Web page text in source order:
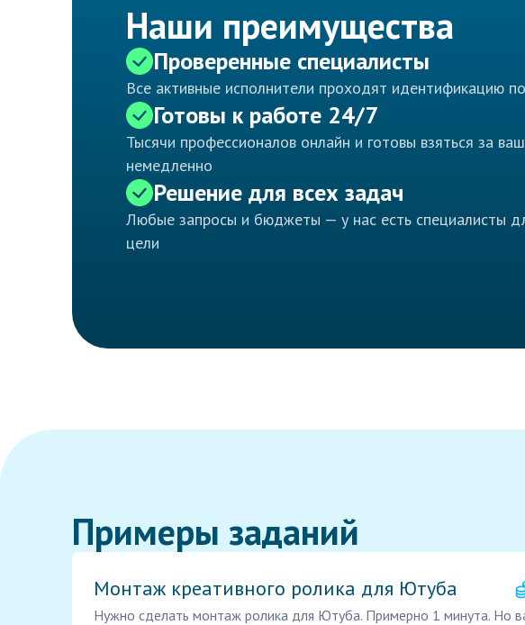
Наши преимущества
Проверенные специалисты
Все активные исполнители проходят идентификацию
Готовы к работе 24/7
Тысячи профессионалов онлайн и готовы взяться за
немедленно
Решение для всех задач
Любые запросы и бюджеты — у нас есть специалисты
цели
Примеры заданий
Монтаж креативного ролика для Ютуба
Нужно сделать монтаж ролика для Ютуба. Примерно 1 минута. Но